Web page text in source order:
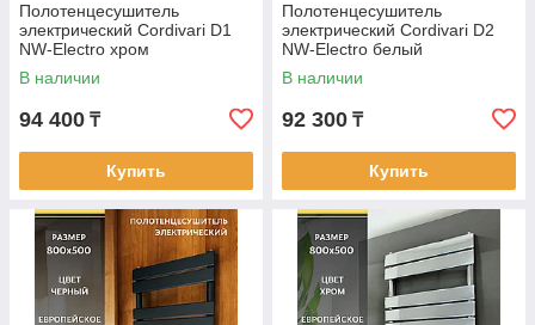
Полотенцесушитель
электрический Cordivari D1
NW-Electro хром
В наличии
94 400 ₸
Купить
Полотенцесушитель
электрический Cordivari D2
NW-Electro белый
В наличии
92 300 ₸
Купить